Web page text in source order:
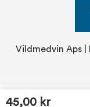
45,00 kr
Vildmedvin Aps |